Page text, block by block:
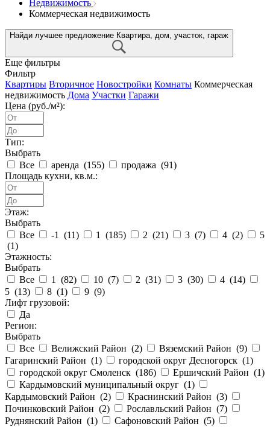
Недвижимость
Коммерческая недвижимость
Найди лучшее предложение Квартира, дом, участок, гараж
Еще фильтры
Фильтр
Квартиры Вторичное Новостройки Комнаты Коммерческая
недвижимость Дома Участки Гаражи
Цена (руб./м²):
Тип:
Выбрать
Все
аренда (155) продажа (91)
Площадь кухни, кв.м.:
Этаж:
Выбрать
Все
-1 (11) 1 (185) 2 (21) 3 (7) 4 (2)
5
(1)
Этажность:
Выбрать
Все
1 (82) 10 (7) 2 (31) 3 (30) 4 (14)
5 (13) 8 (1) 9 (9)
Лифт грузовой:
Да
Регион:
Выбрать
Все
Велижский Район (2) Вяземский Район (9)
Гагаринский Район (1) городской округ Десногорск (1)
городской округ Смоленск (186) Ершичский Район (1)
Кардымовский муниципальный округ (1)
Кардымовский Район (2) Краснинский Район (3)
Починковский Район (2) Рославльский Район (7)
Руднянский Район (1) Сафоновский Район (5)